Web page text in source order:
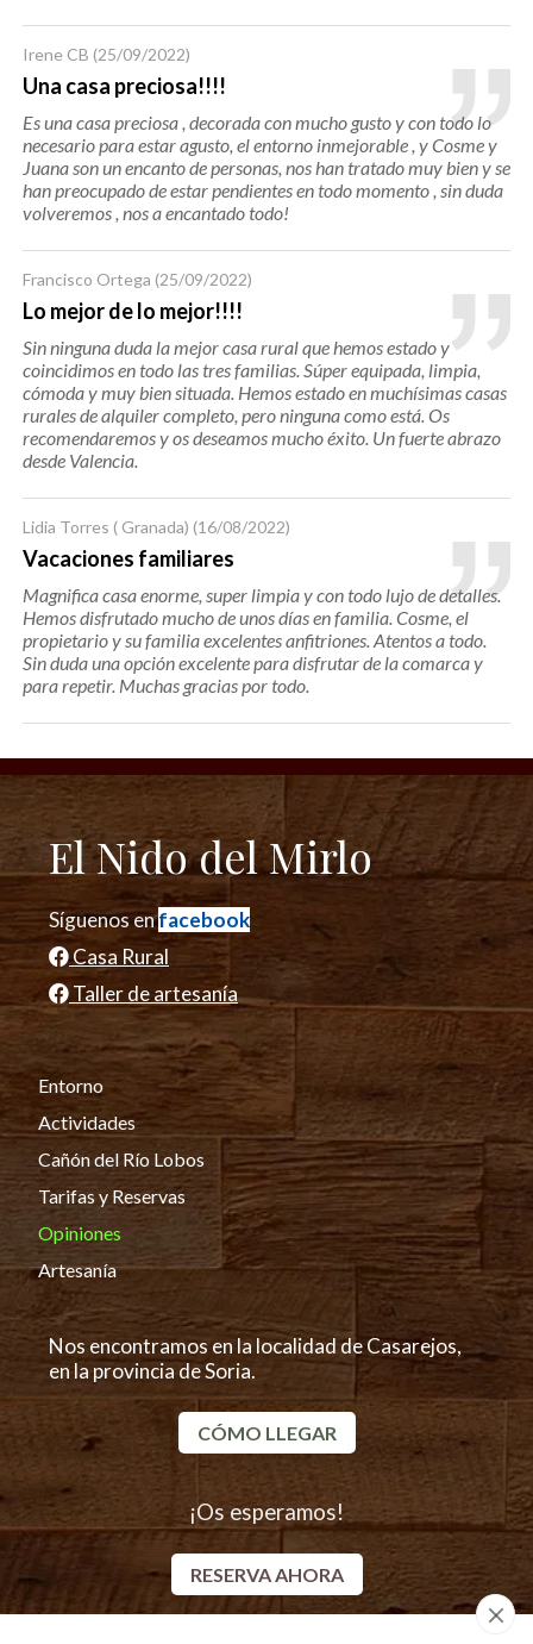
Irene CB (25/09/2022)
Una casa preciosa!!!!
Es una casa preciosa , decorada con mucho gusto y con todo lo
necesario para estar agusto, el entorno inmejorable , y Cosme y
Juana son un encanto de personas, nos han tratado muy bien y se
han preocupado de estar pendientes en todo momento , sin duda
volveremos , nos a encantado todo!
Francisco Ortega (25/09/2022)
Lo mejor de lo mejor!!!!
Sin ninguna duda la mejor casa rural que hemos estado y
coincidimos en todo las tres familias. Súper equipada, limpia,
cómoda y muy bien situada. Hemos estado en muchísimas casas
rurales de alquiler completo, pero ninguna como está. Os
recomendaremos y os deseamos mucho éxito. Un fuerte abrazo
desde Valencia.
Lidia Torres ( Granada) (16/08/2022)
Vacaciones familiares
Magnifica casa enorme, super limpia y con todo lujo de detalles.
Hemos disfrutado mucho de unos días en familia. Cosme, el
propietario y su familia excelentes anfitriones. Atentos a todo.
Sin duda una opción excelente para disfrutar de la comarca y
para repetir. Muchas gracias por todo.
El Nido del Mirlo
Síguenos enfacebook
Casa Rural
Taller de artesanía
Entorno
Actividades
Cañón del Río Lobos
Tarifas y Reservas
Opiniones
Artesanía
Nos encontramos en la localidad de Casarejos,
en la provincia de Soria.
CÓMO LLEGAR
¡Os esperamos!
RESERVA AHORA